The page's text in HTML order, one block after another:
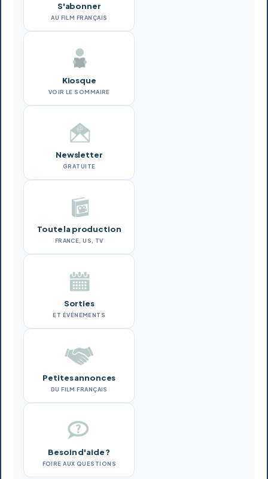
S'abonner
AU FILM FRANÇAIS
Kiosque
VOIR LE SOMMAIRE
Newsletter
GRATUITE
Toute la production
FRANCE, US, TV
Sorties
ET ÉVÉNEMENTS
Petites annonces
DU FILM FRANÇAIS
Besoin d'aide ?
FOIRE AUX QUESTIONS